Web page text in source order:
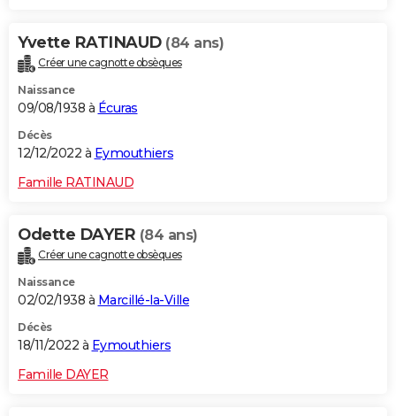
Yvette RATINAUD (84 ans)
Créer une cagnotte obsèques
Naissance
09/08/1938 à Écuras
Décès
12/12/2022 à Eymouthiers
Famille RATINAUD
Odette DAYER (84 ans)
Créer une cagnotte obsèques
Naissance
02/02/1938 à Marcillé-la-Ville
Décès
18/11/2022 à Eymouthiers
Famille DAYER